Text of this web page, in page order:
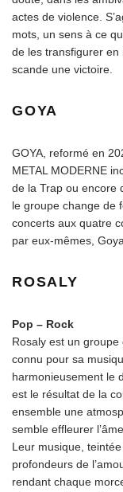
actes de violence.
mots, un sens à ce
de les transfigurer en
scande une victoire.
GOYA
GOYA, reformé en
METAL MODERNE
de la Trap ou encore
le groupe change de
concerts aux quatre
par eux-mêmes,
ROSALY
Pop – Rock
Rosaly est un
connu pour sa
harmonieusement le
est le résultat de la
ensemble une
semble effleurer l’âme.
Leur musique,
profondeurs de
rendant chaque